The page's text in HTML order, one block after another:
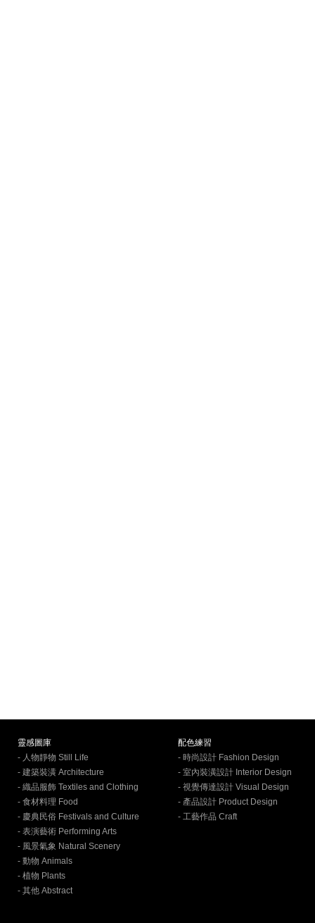
靈感圖庫
- 人物靜物 Still Life
- 建築裝潢 Architecture
- 織品服飾 Textiles and Clothing
- 食材料理 Food
- 慶典民俗 Festivals and Culture
- 表演藝術 Performing Arts
- 風景氣象 Natural Scenery
- 動物 Animals
- 植物 Plants
- 其他 Abstract
配色練習
- 時尚設計 Fashion Design
- 室內裝潢設計 Interior Design
- 視覺傳達設計 Visual Design
- 產品設計 Product Design
- 工藝作品 Craft